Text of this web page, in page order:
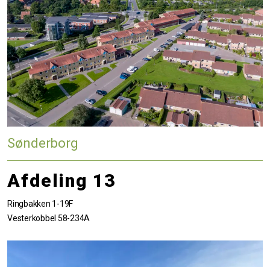
Sønderborg
Afdeling 13
Ringbakken 1-19F
Vesterkobbel 58-234A